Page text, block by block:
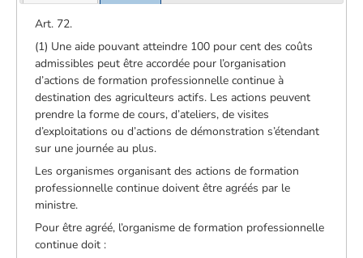
Art. 72.
(1) Une aide pouvant atteindre 100 pour cent des coûts
admissibles peut être accordée pour l’organisation
d’actions de formation professionnelle continue à
destination des agriculteurs actifs. Les actions peuvent
prendre la forme de cours, d’ateliers, de visites
d’exploitations ou d’actions de démonstration s’étendant
sur une journée au plus.
Les organismes organisant des actions de formation
professionnelle continue doivent être agréés par le
ministre.
Pour être agréé, l’organisme de formation professionnelle
continue doit :